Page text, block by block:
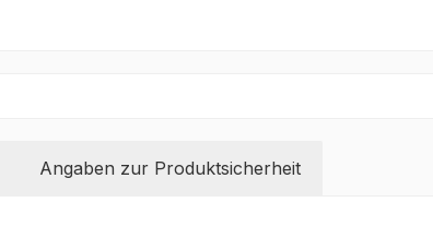
Angaben zur Produktsicherheit